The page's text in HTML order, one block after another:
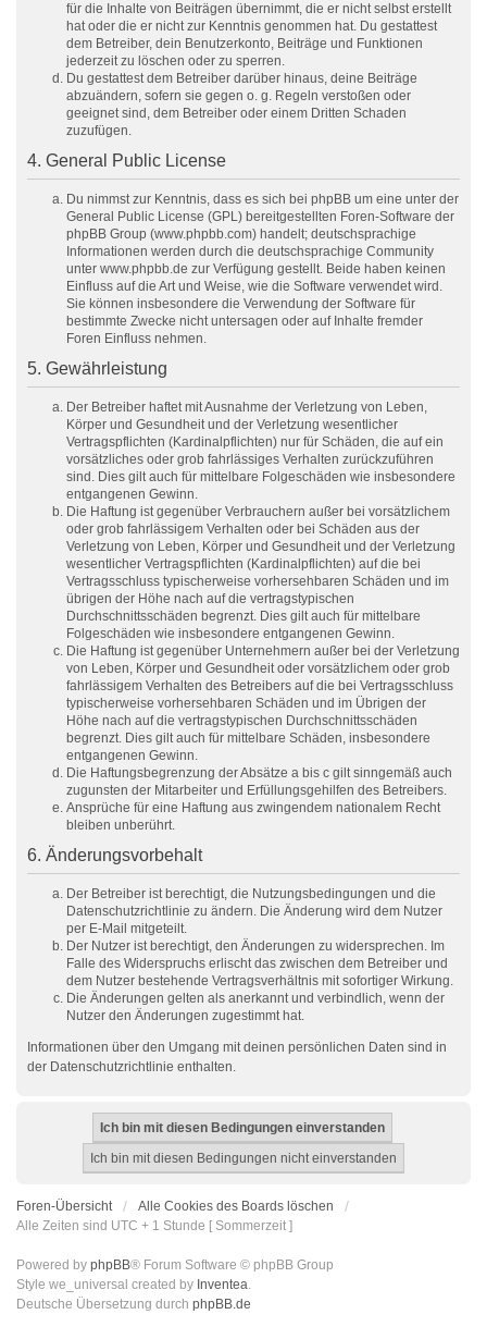
für die Inhalte von Beiträgen übernimmt, die er nicht selbst erstellt
hat oder die er nicht zur Kenntnis genommen hat. Du gestattest
dem Betreiber, dein Benutzerkonto, Beiträge und Funktionen
jederzeit zu löschen oder zu sperren.
Du gestattest dem Betreiber darüber hinaus, deine Beiträge
abzuändern, sofern sie gegen o. g. Regeln verstoßen oder
geeignet sind, dem Betreiber oder einem Dritten Schaden
zuzufügen.
4. General Public License
Du nimmst zur Kenntnis, dass es sich bei phpBB um eine unter der
General Public License (GPL) bereitgestellten Foren-Software der
phpBB Group (www.phpbb.com) handelt; deutschsprachige
Informationen werden durch die deutschsprachige Community
unter www.phpbb.de zur Verfügung gestellt. Beide haben keinen
Einfluss auf die Art und Weise, wie die Software verwendet wird.
Sie können insbesondere die Verwendung der Software für
bestimmte Zwecke nicht untersagen oder auf Inhalte fremder
Foren Einfluss nehmen.
5. Gewährleistung
Der Betreiber haftet mit Ausnahme der Verletzung von Leben,
Körper und Gesundheit und der Verletzung wesentlicher
Vertragspflichten (Kardinalpflichten) nur für Schäden, die auf ein
vorsätzliches oder grob fahrlässiges Verhalten zurückzuführen
sind. Dies gilt auch für mittelbare Folgeschäden wie insbesondere
entgangenen Gewinn.
Die Haftung ist gegenüber Verbrauchern außer bei vorsätzlichem
oder grob fahrlässigem Verhalten oder bei Schäden aus der
Verletzung von Leben, Körper und Gesundheit und der Verletzung
wesentlicher Vertragspflichten (Kardinalpflichten) auf die bei
Vertragsschluss typischerweise vorhersehbaren Schäden und im
übrigen der Höhe nach auf die vertragstypischen
Durchschnittsschäden begrenzt. Dies gilt auch für mittelbare
Folgeschäden wie insbesondere entgangenen Gewinn.
Die Haftung ist gegenüber Unternehmern außer bei der Verletzung
von Leben, Körper und Gesundheit oder vorsätzlichem oder grob
fahrlässigem Verhalten des Betreibers auf die bei Vertragsschluss
typischerweise vorhersehbaren Schäden und im Übrigen der
Höhe nach auf die vertragstypischen Durchschnittsschäden
begrenzt. Dies gilt auch für mittelbare Schäden, insbesondere
entgangenen Gewinn.
Die Haftungsbegrenzung der Absätze a bis c gilt sinngemäß auch
zugunsten der Mitarbeiter und Erfüllungsgehilfen des Betreibers.
Ansprüche für eine Haftung aus zwingendem nationalem Recht
bleiben unberührt.
6. Änderungsvorbehalt
Der Betreiber ist berechtigt, die Nutzungsbedingungen und die
Datenschutzrichtlinie zu ändern. Die Änderung wird dem Nutzer
per E-Mail mitgeteilt.
Der Nutzer ist berechtigt, den Änderungen zu widersprechen. Im
Falle des Widerspruchs erlischt das zwischen dem Betreiber und
dem Nutzer bestehende Vertragsverhältnis mit sofortiger Wirkung.
Die Änderungen gelten als anerkannt und verbindlich, wenn der
Nutzer den Änderungen zugestimmt hat.
Informationen über den Umgang mit deinen persönlichen Daten sind in
der Datenschutzrichtlinie enthalten.
Foren-Übersicht
Alle Cookies des Boards löschen
Alle Zeiten sind UTC + 1 Stunde [ Sommerzeit ]
Powered by phpBB® Forum Software © phpBB Group
Style we_universal created by Inventea.
Deutsche Übersetzung durch phpBB.de